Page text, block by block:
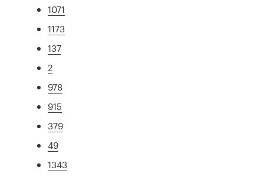
1071
1173
137
2
978
915
379
49
1343